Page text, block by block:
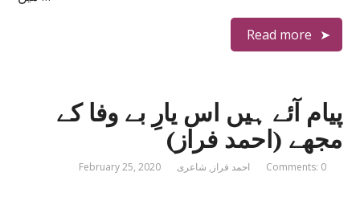
Read more
پیام آئے ہیں اس یارِ بے وفا کے
مجھے (احمد فراز)
February 25, 2020 احمد فراز , شاعری Comments: 0